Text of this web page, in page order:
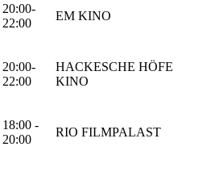
20:00-
22:00
EM KINO
20:00-
22:00
HACKESCHE HÖFE
KINO
18:00 -
20:00
RIO FILMPALAST